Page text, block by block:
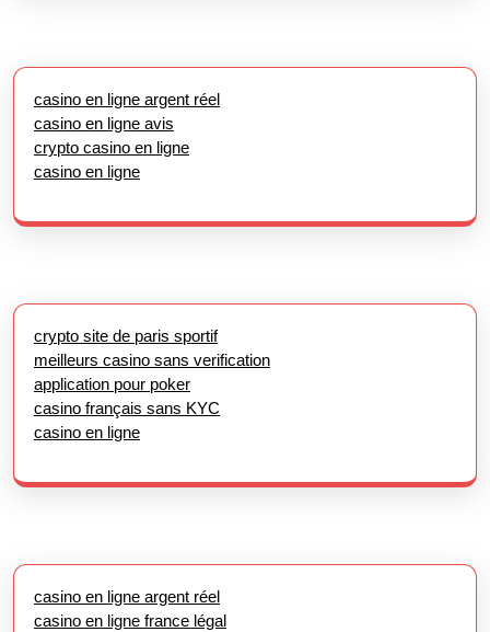
casino en ligne argent réel
casino en ligne avis
crypto casino en ligne
casino en ligne
crypto site de paris sportif
meilleurs casino sans verification
application pour poker
casino français sans KYC
casino en ligne
casino en ligne argent réel
casino en ligne france légal